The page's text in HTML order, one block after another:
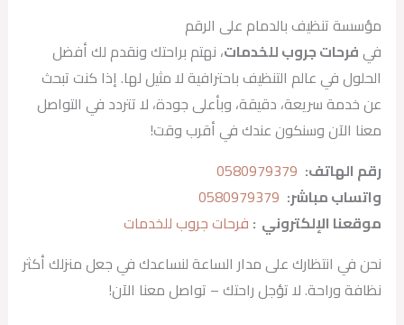
مؤسسة تنظيف بالدمام على الرقم
فيفرحات جروب للخدمات، نهتم براحتك ونقدم لك أفضل
الحلول في عالم التنظيف باحترافية لا مثيل لها. إذا كنت تبحث
عن خدمة سريعة، دقيقة، وبأعلى جودة، لا تتردد في التواصل
معنا الآن وسنكون عندك في أقرب وقت!
رقم الهاتف:
0580979379
واتساب مباشر:
0580979379
موقعنا الإلكتروني : فرحات جروب للخدمات
نحن في انتظارك على مدار الساعة لنساعدك في جعل منزلك أكثر
نظافة وراحة. لا تؤجل راحتك – تواصل معنا الآن!